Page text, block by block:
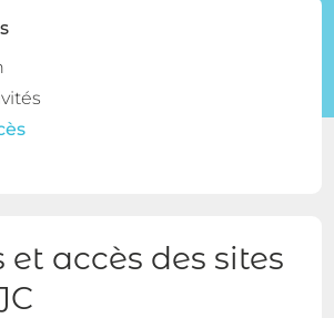
et accès des sites